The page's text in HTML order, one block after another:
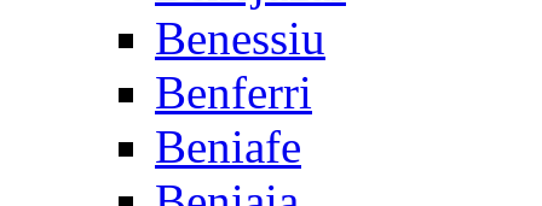
Benessiu
Benferri
Beniafe